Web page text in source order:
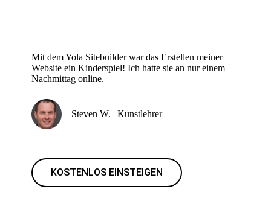
Mit dem Yola Sitebuilder war das Erstellen meiner
Website ein Kinderspiel! Ich hatte sie an nur einem
Nachmittag online.
Steven W. | Kunstlehrer
KOSTENLOS EINSTEIGEN